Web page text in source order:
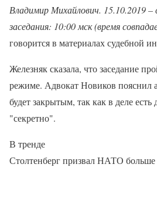
Владимир Михайлович. 15.10.2019 –
заседания: 10:00 мск (время
говорится в материалах судебной
Железняк сказала, что заседание
режиме. Адвокат Новиков пояснил
будет закрытым, так как в деле
"секретно".
В тренде
Столтенберг призвал НАТО больше